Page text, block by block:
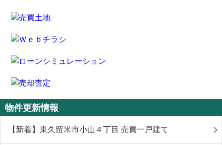
物件更新情報
【新着】東久留米市小山４丁目 売買一戸建て